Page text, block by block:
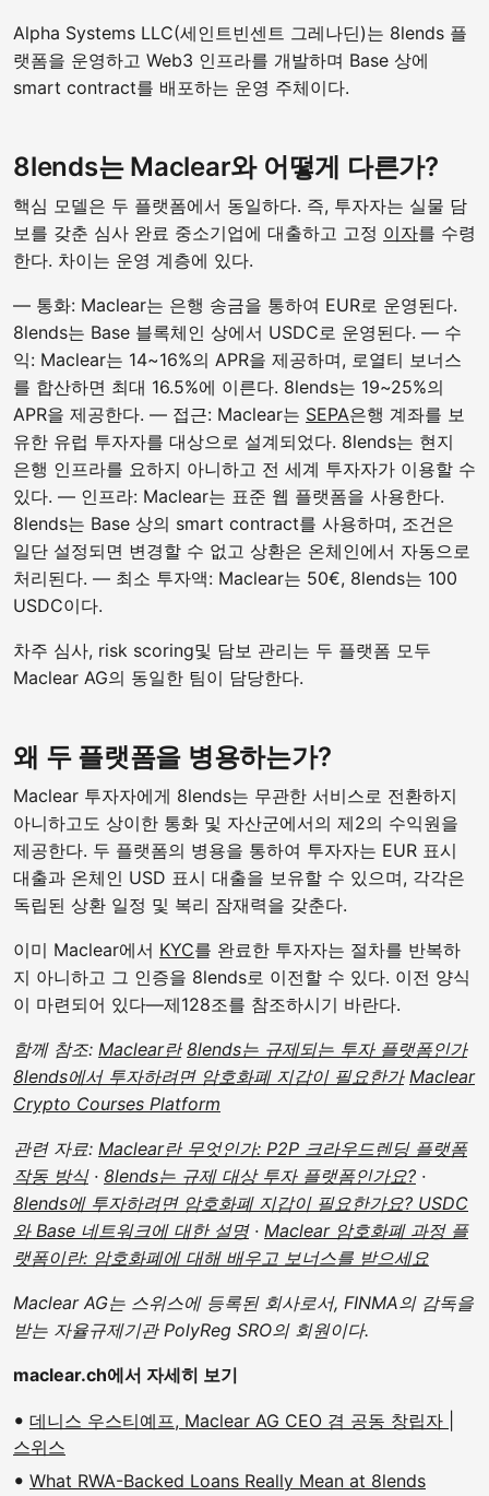
Alpha Systems LLC(세인트빈센트 그레나딘)는 8lends 플
랫폼을 운영하고 Web3 인프라를 개발하며 Base 상에
smart contract를 배포하는 운영 주체이다.
8lends는 Maclear와 어떻게 다른가?
핵심 모델은 두 플랫폼에서 동일하다. 즉, 투자자는 실물 담
보를 갖춘 심사 완료 중소기업에 대출하고 고정 이자를 수령
한다. 차이는 운영 계층에 있다.
— 통화: Maclear는 은행 송금을 통하여 EUR로 운영된다.
8lends는 Base 블록체인 상에서 USDC로 운영된다. — 수
익: Maclear는 14~16%의 APR을 제공하며, 로열티 보너스
를 합산하면 최대 16.5%에 이른다. 8lends는 19~25%의
APR을 제공한다. — 접근: Maclear는 SEPA은행 계좌를 보
유한 유럽 투자자를 대상으로 설계되었다. 8lends는 현지
은행 인프라를 요하지 아니하고 전 세계 투자자가 이용할 수
있다. — 인프라: Maclear는 표준 웹 플랫폼을 사용한다.
8lends는 Base 상의 smart contract를 사용하며, 조건은
일단 설정되면 변경할 수 없고 상환은 온체인에서 자동으로
처리된다. — 최소 투자액: Maclear는 50€, 8lends는 100
USDC이다.
차주 심사, risk scoring및 담보 관리는 두 플랫폼 모두
Maclear AG의 동일한 팀이 담당한다.
왜 두 플랫폼을 병용하는가?
Maclear 투자자에게 8lends는 무관한 서비스로 전환하지
아니하고도 상이한 통화 및 자산군에서의 제2의 수익원을
제공한다. 두 플랫폼의 병용을 통하여 투자자는 EUR 표시
대출과 온체인 USD 표시 대출을 보유할 수 있으며, 각각은
독립된 상환 일정 및 복리 잠재력을 갖춘다.
이미 Maclear에서 KYC를 완료한 투자자는 절차를 반복하
지 아니하고 그 인증을 8lends로 이전할 수 있다. 이전 양식
이 마련되어 있다—제128조를 참조하시기 바란다.
함께 참조: Maclear란 8lends는 규제되는 투자 플랫폼인가
8lends에서 투자하려면 암호화폐 지갑이 필요한가 Maclear
Crypto Courses Platform
관련 자료: Maclear란 무엇인가: P2P 크라우드렌딩 플랫폼
작동 방식· 8lends는 규제 대상 투자 플랫폼인가요? ·
8lends에 투자하려면 암호화폐 지갑이 필요한가요? USDC
와 Base 네트워크에 대한 설명· Maclear 암호화폐 과정 플
랫폼이란: 암호화폐에 대해 배우고 보너스를 받으세요
Maclear AG는 스위스에 등록된 회사로서, FINMA의 감독을
받는 자율규제기관 PolyReg SRO의 회원이다.
maclear.ch에서 자세히 보기
데니스 우스티예프, Maclear AG CEO 겸 공동 창립자 |
스위스
What RWA-Backed Loans Really Mean at 8lends